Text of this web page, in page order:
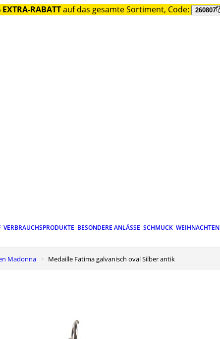
EXTRA-RABATTauf das gesamte Sortiment, Code: 260807
VERBRAUCHSPRODUKTE BESONDERE ANLÄSSE SCHMUCK WEIHNACHTEN
Madonna Medaille Fatima galvanisch oval Silber antik